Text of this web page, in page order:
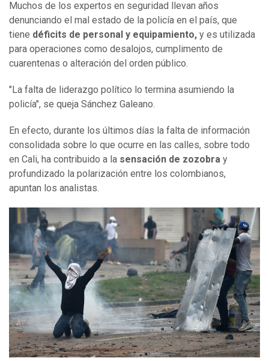
Muchos de los expertos en seguridad llevan años
denunciando el mal estado de la policía en el país, que
tiene déficits de personal y equipamiento, y es utilizada
para operaciones como desalojos, cumplimento de
cuarentenas o alteración del orden público.
"La falta de liderazgo político lo termina asumiendo la
policía", se queja Sánchez Galeano.
En efecto, durante los últimos días la falta de información
consolidada sobre lo que ocurre en las calles, sobre todo
en Cali, ha contribuido a la sensación de zozobra y
profundizado la polarización entre los colombianos,
apuntan los analistas.